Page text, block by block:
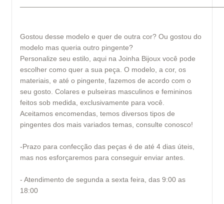
Gostou desse modelo e quer de outra cor? Ou gostou do
modelo mas queria outro pingente?
Personalize seu estilo, aqui na Joinha Bijoux você pode
escolher como quer a sua peça. O modelo, a cor, os
materiais, e até o pingente, fazemos de acordo com o
seu gosto. Colares e pulseiras masculinos e femininos
feitos sob medida, exclusivamente para você.
Aceitamos encomendas, temos diversos tipos de
pingentes dos mais variados temas, consulte conosco!
-Prazo para confecção das peças é de até 4 dias úteis,
mas nos esforçaremos para conseguir enviar antes.
- Atendimento de segunda a sexta feira, das 9:00 as
18:00